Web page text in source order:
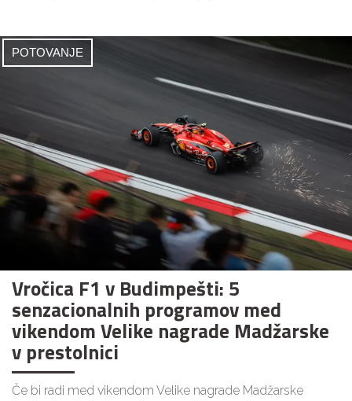
POTOVANJE
Vročica F1 v Budimpešti: 5
senzacionalnih programov med
vikendom Velike nagrade Madžarske
v prestolnici
Če bi radi med vikendom Velike nagrade Madžarske